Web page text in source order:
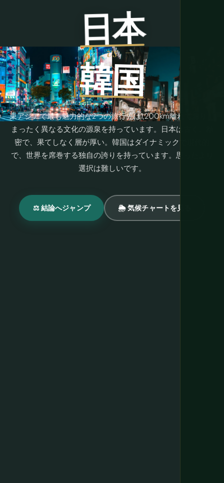
日本
vs
韓国
東アジアで最も魅力的な2つの旅行先は1,200km離れており、
まったく異なる文化の源泉を持っています。日本は古く、精
密で、果てしなく層が厚い。韓国はダイナミックで現代的
で、世界を席巻する独自の誇りを持っています。思ったより
選択は難しいです。
⚖ 結論へジャンプ 🌦 気候チャートを見る